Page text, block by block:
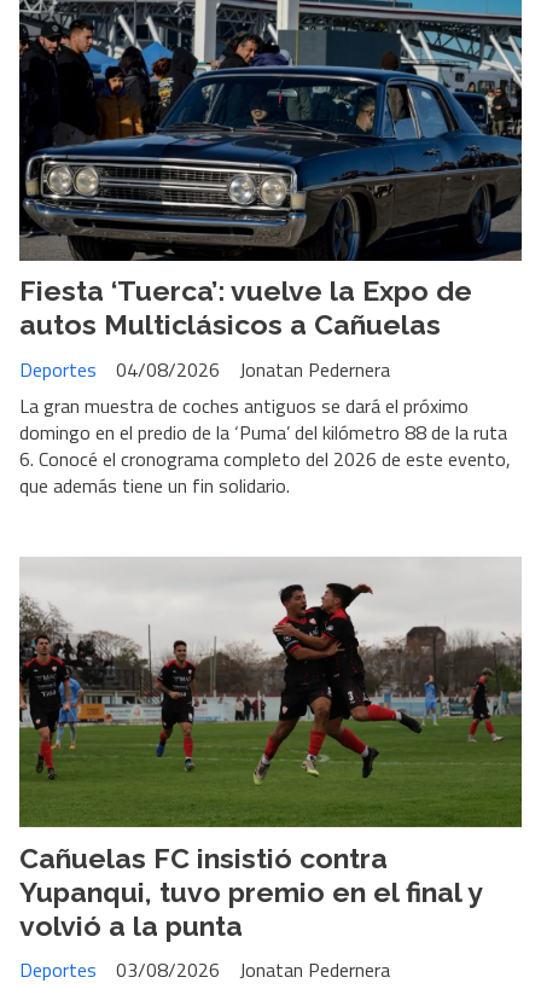
Fiesta ‘Tuerca’: vuelve la Expo de
autos Multiclásicos a Cañuelas
Jonatan Pedernera
Deportes
04/08/2026
La gran muestra de coches antiguos se dará el próximo
domingo en el predio de la ‘Puma’ del kilómetro 88 de la ruta
6. Conocé el cronograma completo del 2026 de este evento,
que además tiene un fin solidario.
Cañuelas FC insistió contra
Yupanqui, tuvo premio en el final y
volvió a la punta
Jonatan Pedernera
Deportes 03/08/2026